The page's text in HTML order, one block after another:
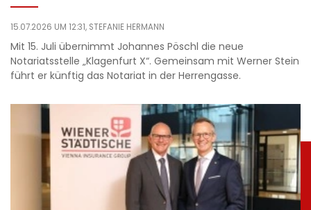
15.07.2026 UM 12:31, STEFANIE HERMANN
Mit 15. Juli übernimmt Johannes Pöschl die neue
Notariatsstelle „Klagenfurt X“. Gemeinsam mit Werner Stein
führt er künftig das Notariat in der Herrengasse.